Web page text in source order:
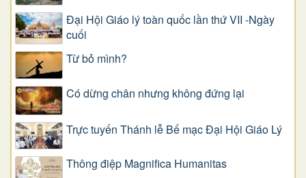
Đại Hội Giáo lý toàn quốc lần thứ VII -Ngày
cuối
Từ bỏ mình?
Có dừng chân nhưng không đứng lại
Trực tuyến Thánh lễ Bế mạc Đại Hội Giáo Lý
Thông điệp Magnifica Humanitas